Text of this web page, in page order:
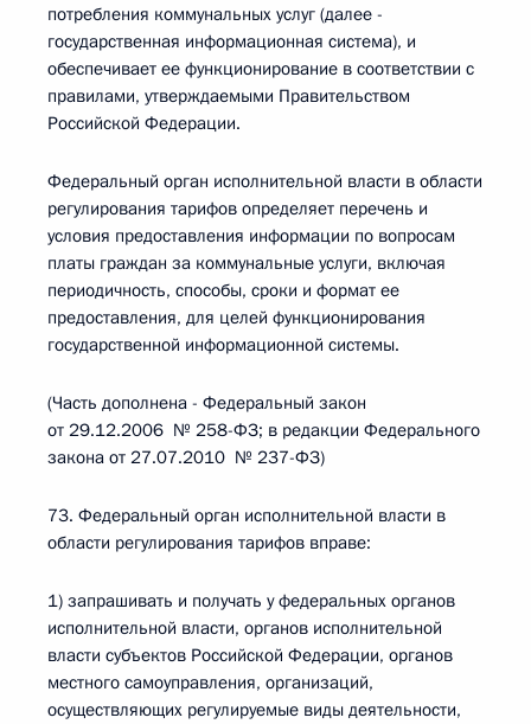
потребления коммунальных услуг (далее -
государственная информационная система), и
обеспечивает ее функционирование в соответствии с
правилами, утверждаемыми Правительством
Российской Федерации.
Федеральный орган исполнительной власти в области
регулирования тарифов определяет перечень и
условия предоставления информации по вопросам
платы граждан за коммунальные услуги, включая
периодичность, способы, сроки и формат ее
предоставления, для целей функционирования
государственной информационной системы.
(Часть дополнена - Федеральный закон
от 29.12.2006 № 258-ФЗ; в редакции Федерального
закона от 27.07.2010 № 237-ФЗ)
73. Федеральный орган исполнительной власти в
области регулирования тарифов вправе:
1) запрашивать и получать у федеральных органов
исполнительной власти, органов исполнительной
власти субъектов Российской Федерации, органов
местного самоуправления, организаций,
осуществляющих регулируемые виды деятельности,